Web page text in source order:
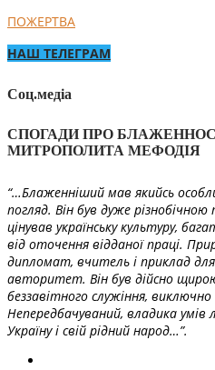
ПОЖЕРТВА
НАШ ТЕЛЕГРАМ
Соц.медіа
СПОГАДИ ПРО
МИТРОПОЛИТА МЕФОДІЯ
“…Блаженніший мав якийсь
погляд. Він був дуже
цінував українську культуру,
від оточення відданої праці.
дипломат, вчитель і приклад
авторитет. Він був дійсно
беззавітного служіння, виключно
Непередбачуваний, владика
Україну і свій рідний народ…”.